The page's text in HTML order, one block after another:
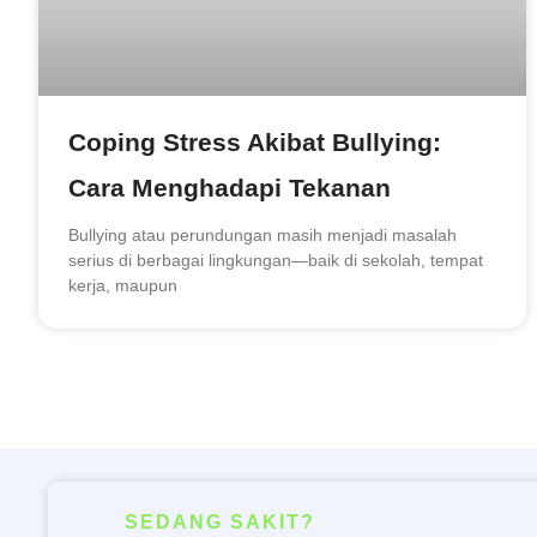
Coping Stress Akibat Bullying:
Cara Menghadapi Tekanan
Bullying atau perundungan masih menjadi masalah
serius di berbagai lingkungan—baik di sekolah, tempat
kerja, maupun
SEDANG SAKIT?